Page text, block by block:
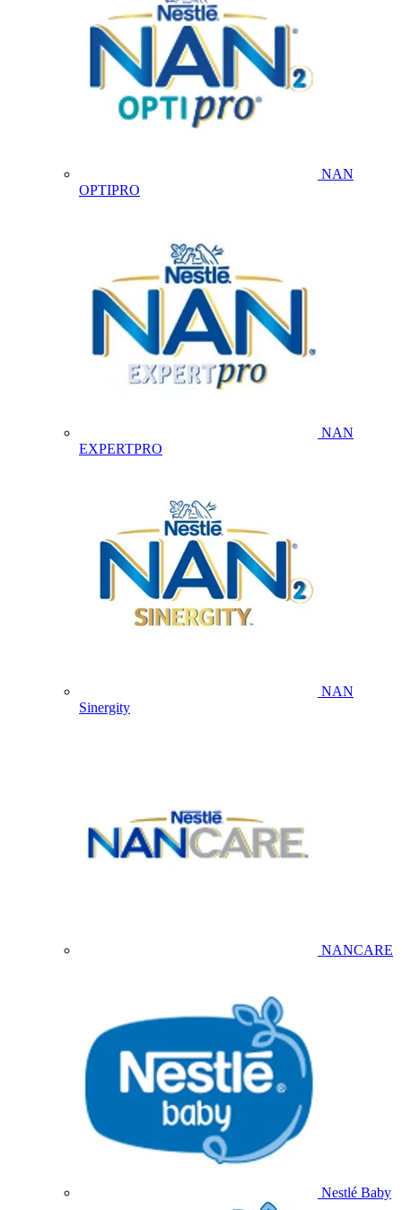
NAN
OPTIPRO
NAN
EXPERTPRO
NAN
Sinergity
NANCARE
Nestlé Baby